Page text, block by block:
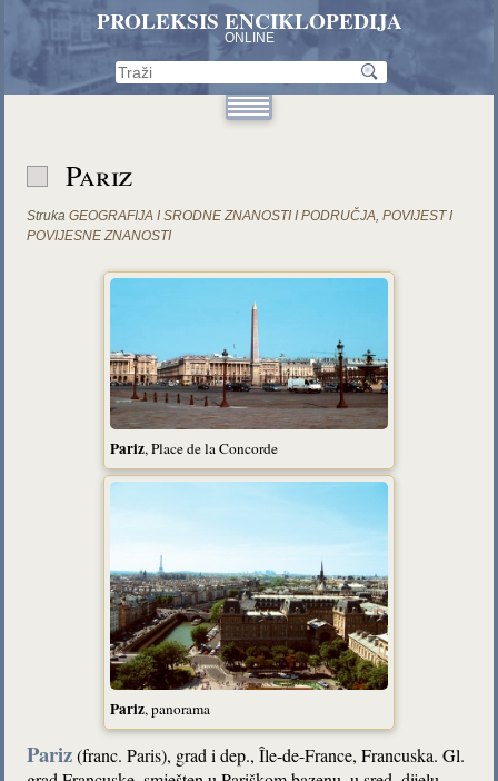
PROLEKSIS ENCIKLOPEDIJA
ONLINE
Pariz
Struka GEOGRAFIJA I SRODNE ZNANOSTI I PODRUČJA,POVIJEST I
POVIJESNE ZNANOSTI
Pariz, Place de la Concorde
Pariz, panorama
Pariz(franc. Paris), grad i dep., Île-de-France, Francuska. Gl.